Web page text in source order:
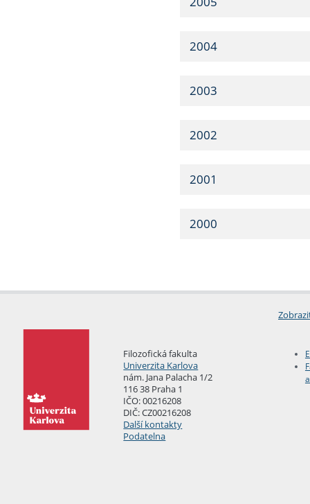
2004
2003
2002
2001
2000
Filozofická fakulta
Univerzita Karlova
nám. Jana Palacha 1/2
116 38 Praha 1
IČO: 00216208
DIČ: CZ00216208
Další kontakty
Podatelna